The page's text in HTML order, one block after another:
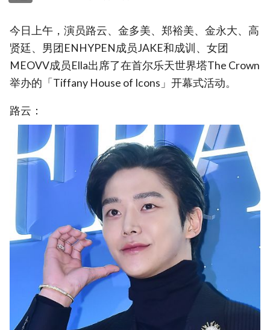
今日上午，演员路云、金多美、郑裕美、金永大、高
贤廷、男团ENHYPEN成员JAKE和成训、女团
MEOVV成员Ella出席了在首尔乐天世界塔The Crown
举办的「Tiffany House of Icons」开幕式活动。
路云：